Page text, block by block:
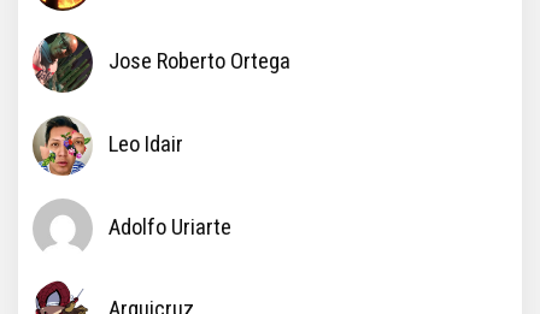
Jose Roberto Ortega
Leo Idair
Adolfo Uriarte